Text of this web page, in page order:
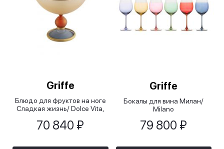
Griffe
Блюдо для фруктов на ноге
Сладкая жизнь/ Dolce Vita,
70 840 ₽
Griffe
Бокалы для вина Милан/
Milano
79 800 ₽